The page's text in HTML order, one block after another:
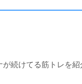
が続けてる筋トレを